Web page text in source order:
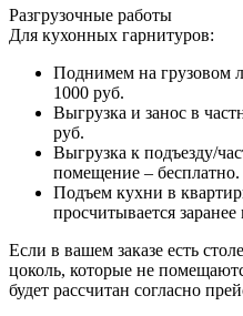
Разгрузочные работы
Для кухонных гарнитуров:
Поднимем на грузовом
1000 руб.
Выгрузка и занос в
руб.
Выгрузка к подъезду/
помещение – бесплатно.
Подъем кухни в
просчитывается
Если в вашем заказе есть
цоколь, которые не
будет рассчитан согласно